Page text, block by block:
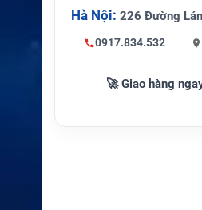
Kích th
Theo chuẩn
Hà Nội: 226 Đường
0917.834.532
🚀 Giao hàng
XEM CHI TIẾT